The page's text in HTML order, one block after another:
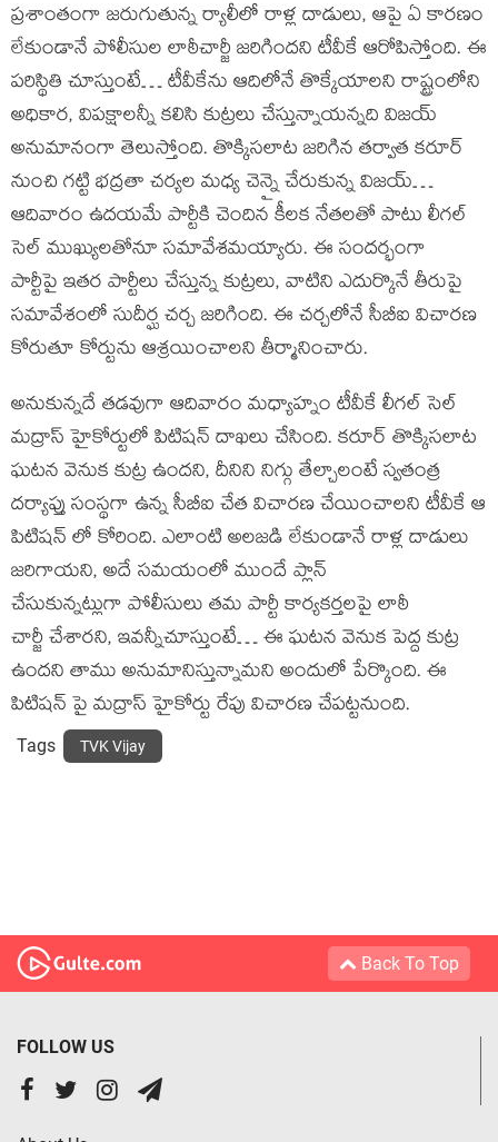
ప్రశాంతంగా జరుగుతున్న ర్యాలీలో రాళ్ల దాడులు, ఆపై ఏ కారణం
లేకుండానే పోలీసుల లాఠీచార్జీ జరిగిందని టీవీకే ఆరోపిస్తోంది. ఈ
పరిస్థితి చూస్తుంటే… టీవీకేను ఆదిలోనే తొక్కేయాలని రాష్ట్రంలోని
అధికార, విపక్షాలన్నీ కలిసి కుట్రలు చేస్తున్నాయన్నది విజయ్
అనుమానంగా తెలుస్తోంది. తొక్కిసలాట జరిగిన తర్వాత కరూర్
నుంచి గట్టి భద్రతా చర్యల మధ్య చెన్నై చేరుకున్న విజయ్…
ఆదివారం ఉదయమే పార్టీకి చెందిన కీలక నేతలతో పాటు లీగల్
సెల్ ముఖ్యులతోనూ సమావేశమయ్యారు. ఈ సందర్భంగా
పార్టీపై ఇతర పార్టీలు చేస్తున్న కుట్రలు, వాటిని ఎదుర్కొనే తీరుపై
సమావేశంలో సుదీర్ఘ చర్చ జరిగింది. ఈ చర్చలోనే సీబీఐ విచారణ
కోరుతూ కోర్టును ఆశ్రయించాలని తీర్మానించారు.
అనుకున్నదే తడవుగా ఆదివారం మధ్యాహ్నం టీవీకే లీగల్ సెల్
మద్రాస్ హైకోర్టులో పిటిషన్ దాఖలు చేసింది. కరూర్ తొక్కిసలాట
ఘటన వెనుక కుట్ర ఉందని, దీనిని నిగ్గు తేల్చాలంటే స్వతంత్ర
దర్యాప్తు సంస్థగా ఉన్న సీబీఐ చేత విచారణ చేయించాలని టీవీకే ఆ
పిటిషన్ లో కోరింది. ఎలాంటి అలజడి లేకుండానే రాళ్ల దాడులు
జరిగాయని, అదే సమయంలో ముందే ప్లాన్
చేసుకున్నట్లుగా పోలీసులు తమ పార్టీ కార్యకర్తలపై లాఠీ
చార్జీ చేశారని, ఇవన్నీచూస్తుంటే… ఈ ఘటన వెనుక పెద్ద కుట్ర
ఉందని తాము అనుమానిస్తున్నామని అందులో పేర్కొంది. ఈ
పిటిషన్ పై మద్రాస్ హైకోర్టు రేపు విచారణ చేపట్టనుంది.
Tags TVK Vijay
Back To Top
FOLLOW US